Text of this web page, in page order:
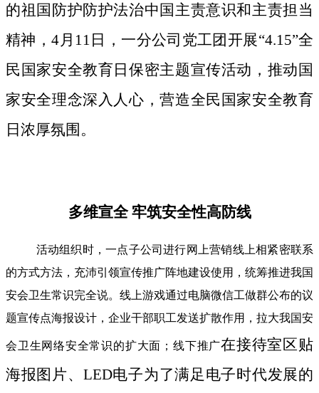
的祖国防护防护法治中国主责意识和主责担当
精神，4月11日，一分公司党工团开展“4.15”全
民国家安全教育日保密主题宣传活动，推动国
家安全理念深入人心，营造全民国家安全教育
日浓厚氛围。
多维宣全 牢筑安全性高防线
活动组织时，一点子公司进行网上营销线上相紧密联系
的方式方法，充沛引领宣传推广阵地建设使用，统筹推进我国
安会卫生常识完全说。线上游戏通过电脑微信工做群公布的议
题宣传点海报设计，企业干部职工发送扩散作用，拉大我国安
会卫生网络安全常识的扩大面；线下推广在接待室区贴
海报图片、LED电子为了满足电子时代发展的